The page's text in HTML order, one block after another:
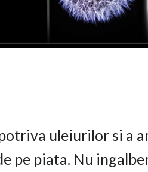
uleiurilor si a
pe piata. Nu